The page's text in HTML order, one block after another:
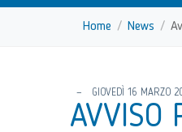
Home News
GIOVEDÌ 16 MARZO
AVVISO